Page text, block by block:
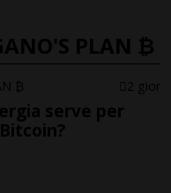
PLAN ₿
₿ 2 gior
serve per